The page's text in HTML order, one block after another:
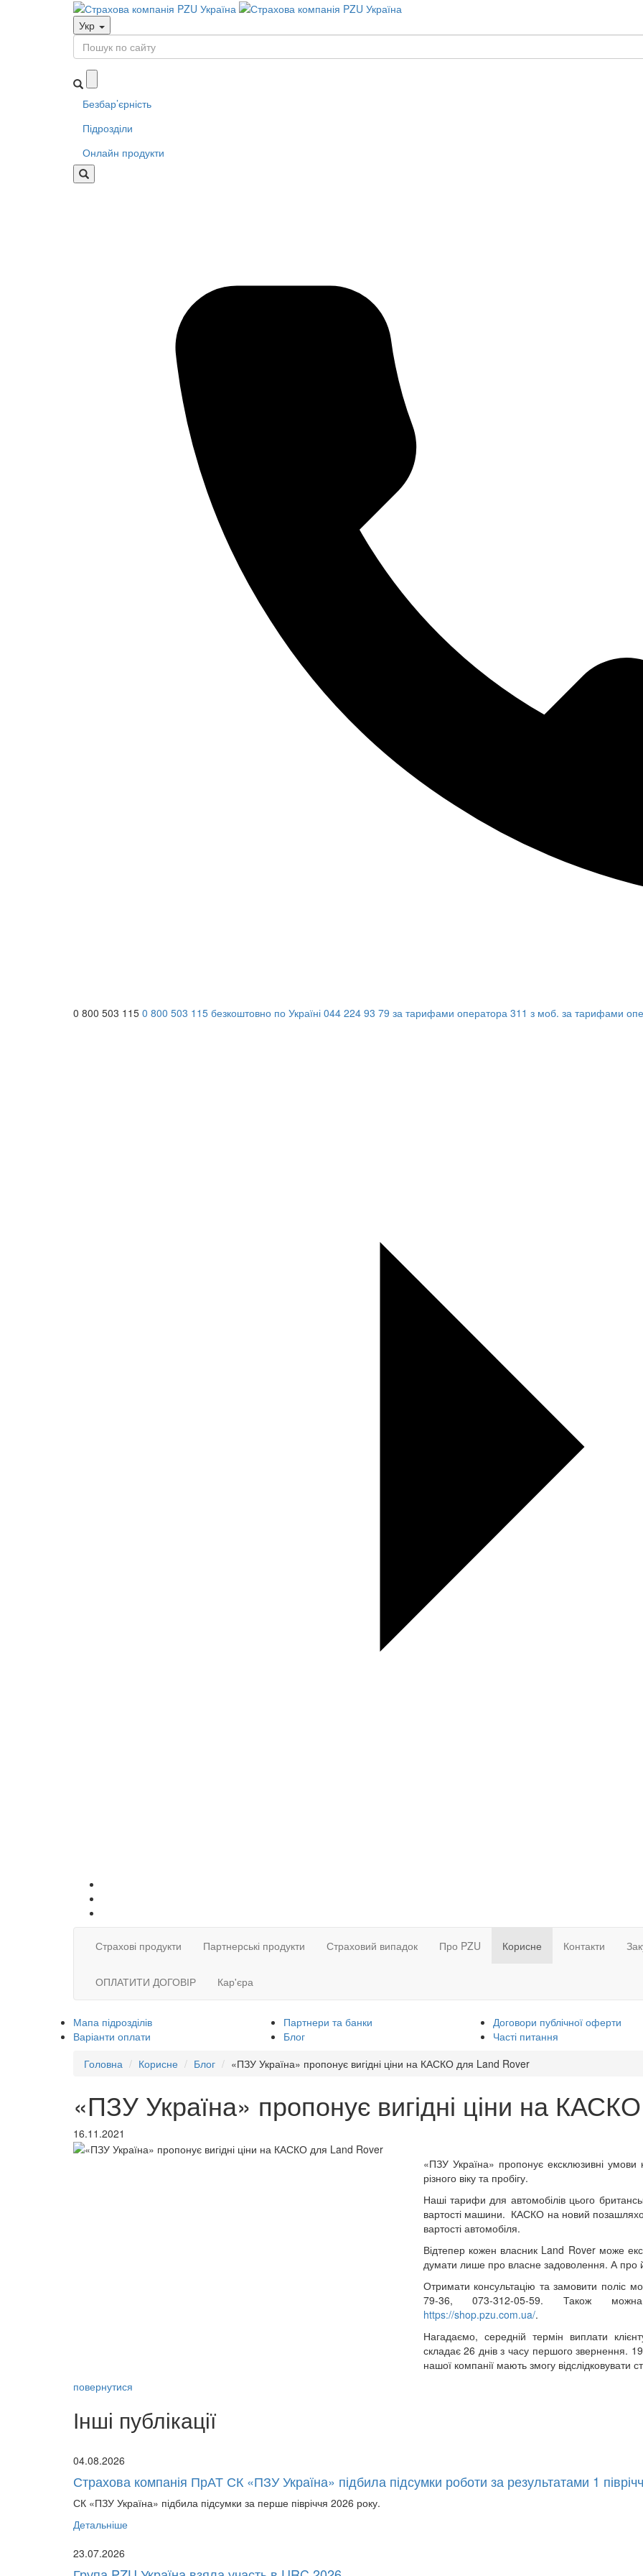
Укр
Безбар’єрність
Підрозділи
Онлайн продукти
0 800 503 115 0 800 503 115 безкоштовно по Україні 044 224 93 79 за тарифами оператора 311 з моб. за тарифами
Страхові продукти Партнерські продукти Страховий випадок Про PZU Корисне Контакти
ОПЛАТИТИ ДОГОВІР Кар'єра
Мапа підрозділів
Варіанти оплати
Партнери та банки
Блог
Договори публічної оферти
Часті питання
Головна
Корисне Блог «ПЗУ Україна» пропонує вигідні ціни на КАСКО для Land Rover
«ПЗУ Україна» пропонує вигідні ціни на
16.11.2021
«ПЗУ Україна» пропонує ексклюзивні
різного віку та пробігу.
Наші тарифи для автомобілів цього
вартості машини. КАСКО на новий
вартості автомобіля.
Відтепер кожен власник Land Rover може
думати лише про власне задоволення. А про
Отримати консультацію та замовити
79-36, 073-312-05-59. Також можна
https://shop.pzu.com.ua/.
Нагадаємо, середній термін виплати
складає 26 днів з часу першого звернення.
нашої компанії мають змогу відслідковувати
повернутися
Інші публікації
04.08.2026
Страхова компанія ПрАТ СК «ПЗУ Україна» підбила підсумки роботи за результатами 1
СК «ПЗУ Україна» підбила підсумки за перше півріччя 2026 року.
Детальніше
23.07.2026